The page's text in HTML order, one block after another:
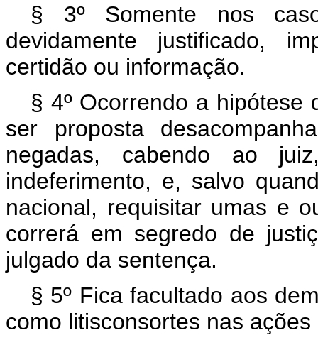
§ 3º Somente nos
devidamente justificado,
certidão ou informação.
§ 4º Ocorrendo a hipótese
ser proposta
negadas, cabendo ao
indeferimento, e, salvo
nacional, requisitar umas e
correrá em segredo de
julgado da sentença.
§ 5º Fica facultado aos
como litisconsortes nas